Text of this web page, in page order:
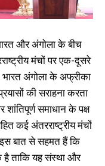
और अंगोला के बीच
मंचों पर एक-दूसरे
अंगोला के अफ्रीका
की सराहना करता
समाधान के पक्ष
कई अंतरराष्ट्रीय मंचों
बात से सहमत हैं कि
है ताकि यह संस्था और